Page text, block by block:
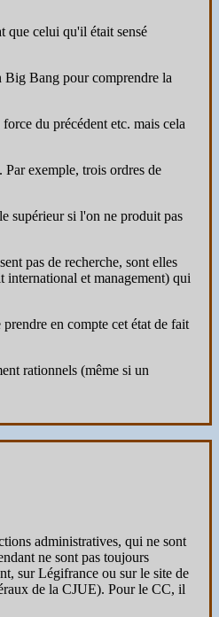
que celui qu'il était sensé
Big Bang pour comprendre la
du précédent etc. mais cela
exemple, trois ordres de
supérieur si l'on ne produit pas
pas de recherche, sont elles
et management) qui
en compte cet état de fait
rationnels (même si un
administratives, qui ne sont
ne sont pas toujours
sur Légifrance ou sur le site de
de la CJUE). Pour le CC, il